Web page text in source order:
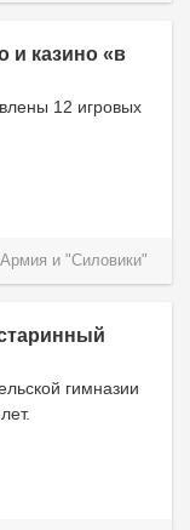
и казино «в
12 игровых
Армия и "Силовики"
гимназии